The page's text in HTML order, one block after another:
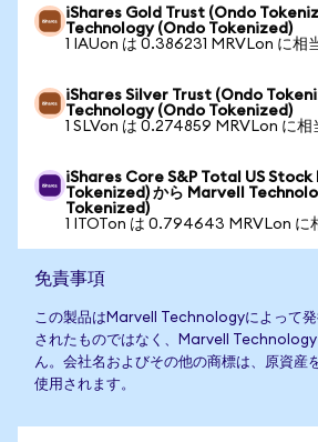
iShares Gold Trust (Ondo
Technology (Ondo Tokenized)
1 IAUon は 0.386231 MRVLon に相
iShares Silver Trust (Ondo
Technology (Ondo Tokenized)
1 SLVon は 0.274859 MRVLon に相
iShares Core S&P Total US
Tokenized) から Marvell
Tokenized)
1 ITOTon は 0.794643 MRVLon に
免責事項
この製品はMarvell Technologyによって
されたものではなく、Marvell Technology
ん。会社名およびその他の商標は、原資産
使用されます。